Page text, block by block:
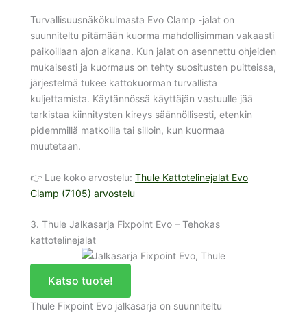
Turvallisuusnäkökulmasta Evo Clamp -jalat on
suunniteltu pitämään kuorma mahdollisimman vakaasti
paikoillaan ajon aikana. Kun jalat on asennettu ohjeiden
mukaisesti ja kuormaus on tehty suositusten puitteissa,
järjestelmä tukee kattokuorman turvallista
kuljettamista. Käytännössä käyttäjän vastuulle jää
tarkistaa kiinnitysten kireys säännöllisesti, etenkin
pidemmillä matkoilla tai silloin, kun kuormaa
muutetaan.
👉 Lue koko arvostelu: Thule Kattotelinejalat Evo
Clamp (7105) arvostelu
3. Thule Jalkasarja Fixpoint Evo – Tehokas
kattotelinejalat
Katso tuote!
Thule Fixpoint Evo jalkasarja on suunniteltu